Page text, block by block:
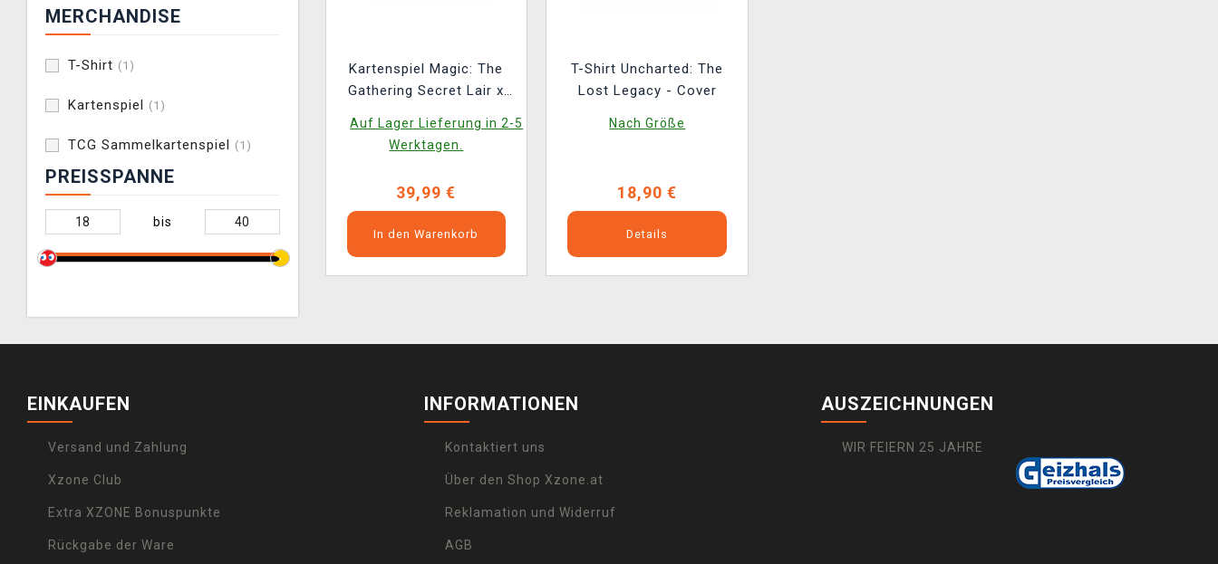
MERCHANDISE
T-Shirt (1)
Kartenspiel (1)
TCG Sammelkartenspiel (1)
PREISSPANNE
bis
Kartenspiel Magic: The
Gathering Secret Lair x
VERSION)
Auf Lager Lieferung in 2-5
Werktagen.
39,99 €
In den Warenkorb
T-Shirt Uncharted: The
Lost Legacy - Cover
Nach Größe
18,90 €
Details
EINKAUFEN
Versand und Zahlung
Xzone Club
Extra XZONE Bonuspunkte
Rückgabe der Ware
INFORMATIONEN
Kontaktiert uns
Über den Shop Xzone.at
Reklamation und Widerruf
AGB
AUSZEICHNUNGEN
WIR FEIERN 25 JAHRE